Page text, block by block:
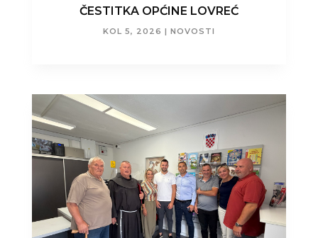
ČESTITKA OPĆINE LOVREĆ
KOL 5, 2026 | NOVOSTI